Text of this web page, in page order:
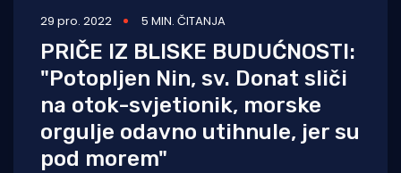
29 pro. 2022 5 MIN. ČITANJA
PRIČE IZ BLISKE BUDUĆNOSTI:
"Potopljen Nin, sv. Donat sliči
na otok-svjetionik, morske
orgulje odavno utihnule, jer su
pod morem"